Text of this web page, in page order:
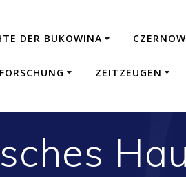
DER BUKOWINA
ZEITZEUGEN